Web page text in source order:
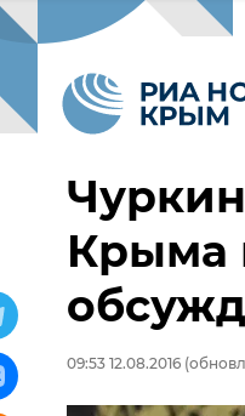
Крыма
09:53 12.08.2016